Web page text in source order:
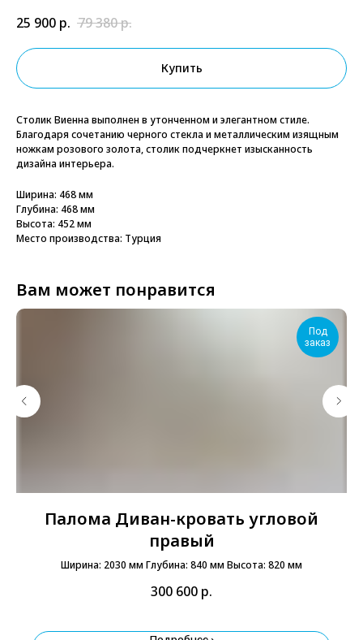
25 900 р. 79 380р.
Купить
Столик Виенна выполнен в утонченном и элегантном стиле.
Благодаря сочетанию черного стекла и металлическим изящным
ножкам розового золота, столик подчеркнет изысканность
дизайна интерьера.
Ширина: 468 мм
Глубина: 468 мм
Высота: 452 мм
Место производства: Турция
Вам может понравится
Под
заказ
Палома Диван-кровать угловой
правый
Ширина: 2030 мм Глубина: 840 мм Высота: 820 мм
300 600 р.